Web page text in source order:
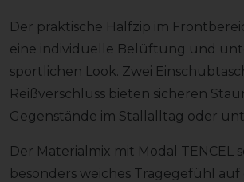
Der praktische Halfzip im
eine individuelle Belüftung und
sportlichen Look. Zwei
Reißverschluss bieten sicheren
Gegenstände im Stallalltag oder
Der Materialmix mit Modal TENCEL
besonders weiches Tragegefühl